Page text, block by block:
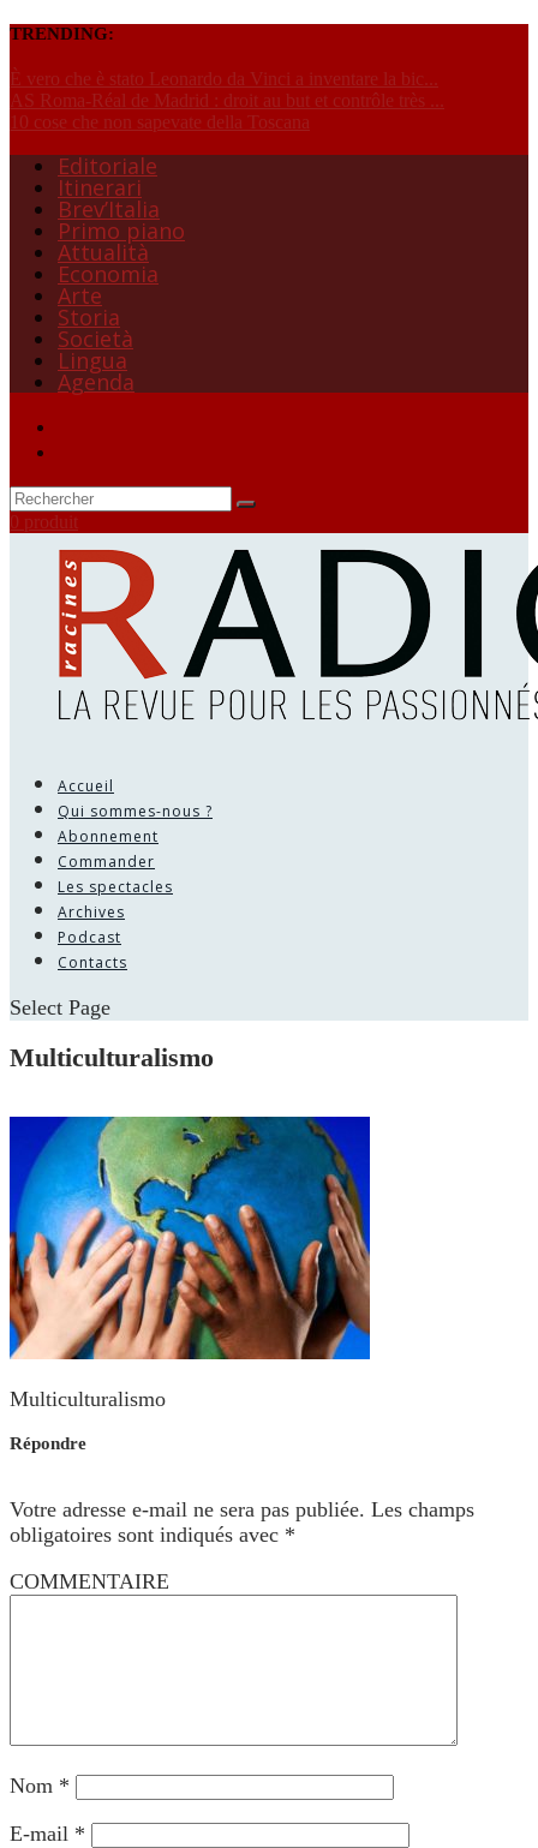
TRENDING:
È vero che è stato Leonardo da Vinci a inventare la bic...
AS Roma-Réal de Madrid : droit au but et contrôle très ...
10 cose che non sapevate della Toscana
Editoriale
Itinerari
Brev’Italia
Primo piano
Attualità
Economia
Arte
Storia
Società
Lingua
Agenda
0 produit
Accueil
Qui sommes-nous ?
Abonnement
Commander
Les spectacles
Archives
Podcast
Contacts
Select Page
Multiculturalismo
Multiculturalismo
Répondre
Votre adresse e-mail ne sera pas publiée. Les champs
obligatoires sont indiqués avec *
COMMENTAIRE
Nom *
E-mail *